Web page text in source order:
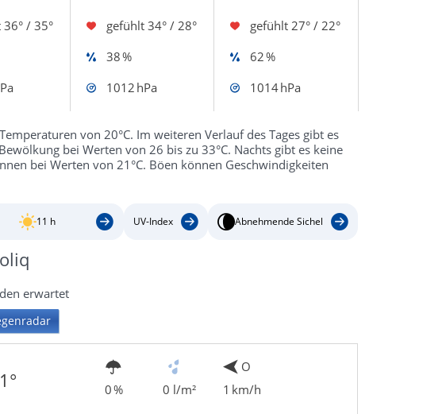
36° / 35° gefühlt 34° / 28° gefühlt 27° / 22°
38 %
62 %
1012 hPa 1014 hPa
von 20°C. Im weiteren Verlauf des Tages gibt es
bei Werten von 26 bis zu 33°C. Nachts gibt es keine
bei Werten von 21°C. Böen können Geschwindigkeiten
11 h UV-Index Abnehmende Sichel
erwartet
0 % 0 l/m²
O
1 km/h